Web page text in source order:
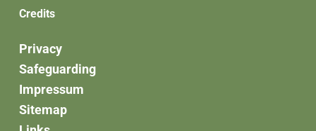
Credits
Privacy
Safeguarding
Impressum
Sitemap